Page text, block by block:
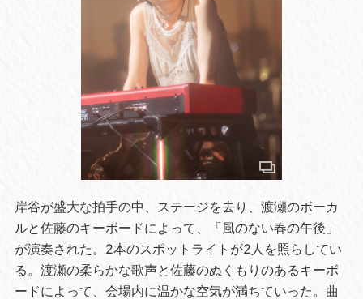
岸谷が盛大な拍手の中、ステージを去り、渡瀬のボーカ
ルと佐藤のキーボードによって、「風のない春の午後」
が演奏された。2本のスポットライトが2人を照らしてい
る。渡瀬の柔らかな歌声と佐藤のぬくもりのあるキーボ
ードによって、会場内に温かな空気が満ちていった。曲